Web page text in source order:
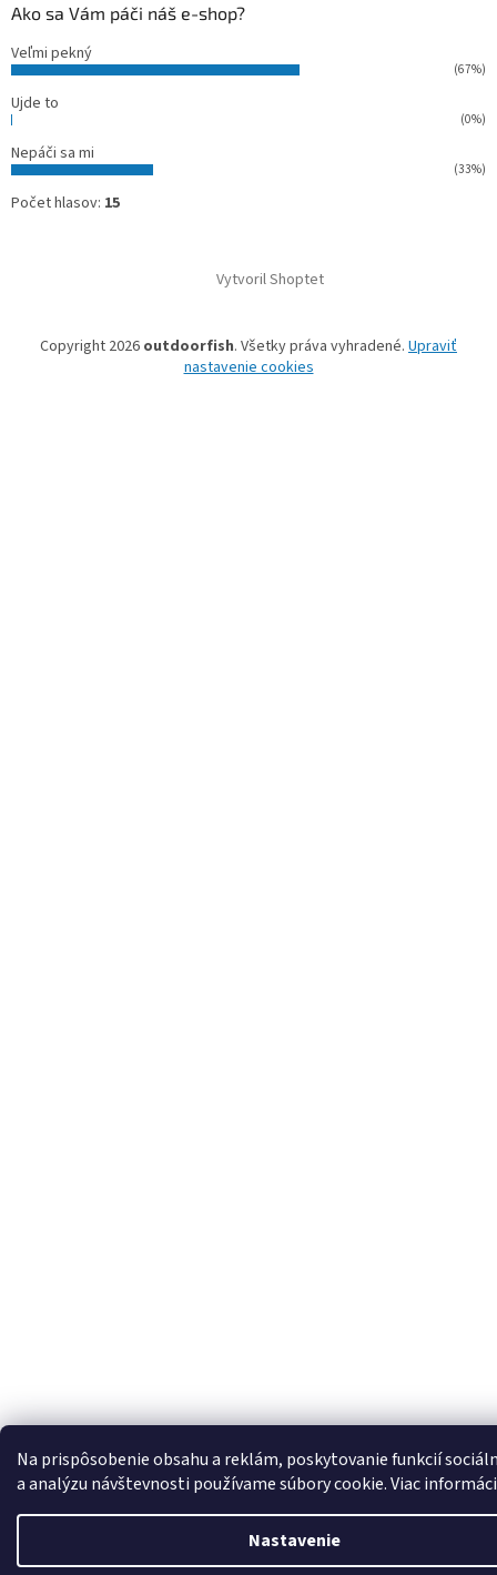
Na prispôsobenie obsahu a reklám, poskytovanie funkcií
a analýzu návštevnosti používame súbory cookie. Viac
Nastavenie
Ako sa Vám páči náš e-shop?
Veľmi pekný
(67%)
Ujde to
(0%)
Nepáči sa mi
(33%)
Počet hlasov: 15
Vytvoril Shoptet
Copyright 2026 outdoorfish. Všetky práva vyhradené. Upraviť
nastavenie cookies